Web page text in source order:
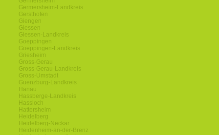
Germersheim-Landkreis
Gersthofen
Giengen
Giessen
Giessen-Landkreis
Goeppingen
Goeppingen-Landkreis
Griesheim
Gross-Gerau
Gross-Gerau-Landkreis
Gross-Umstadt
Guenzburg-Landkreis
Hanau
Hassberge-Landkreis
Hassloch
Hattersheim
Heidelberg
Heidelberg-Neckar
Heidenheim-an-der-Brenz